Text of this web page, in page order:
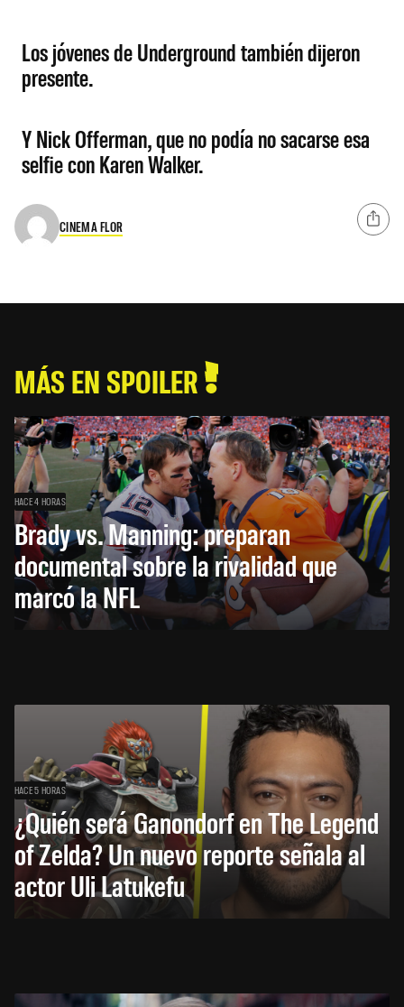
Los jóvenes de Underground también dijeron
presente.
Y Nick Offerman, que no podía no sacarse esa
selfie con Karen Walker.
CINEMA FLOR
MÁS EN SPOILER
HACE 4 HORAS
Brady vs. Manning: preparan
documental sobre la rivalidad que
marcó la NFL
HACE 5 HORAS
¿Quién será Ganondorf en The Legend
of Zelda? Un nuevo reporte señala al
actor Uli Latukefu